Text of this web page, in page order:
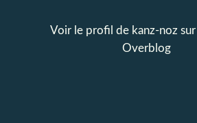
Voir le profil de kanz-nozsur
Overblog